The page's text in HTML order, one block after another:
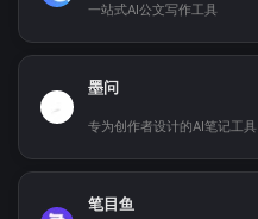
一站式AI公文写作工具
墨问
专为创作者设计的AI笔记工具
笔目鱼